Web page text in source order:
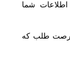
شما
فرصت طلب که